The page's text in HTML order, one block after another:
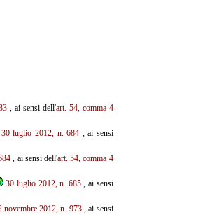
, ai sensi dell'art. 54, comma 4
30 luglio 2012, n. 684 , ai sensi
, ai sensi dell'art. 54, comma 4
30 luglio 2012, n. 685, ai sensi
novembre 2012, n. 973, ai sensi